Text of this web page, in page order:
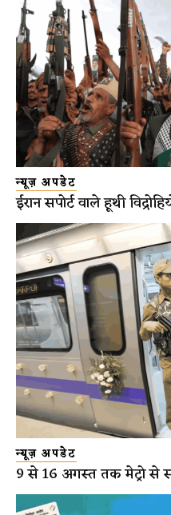
न्यूज़ अपडेट
ईरान सपोर्ट वाले हूथी
न्यूज़ अपडेट
9 से 16 अगस्त तक मेट्रो से